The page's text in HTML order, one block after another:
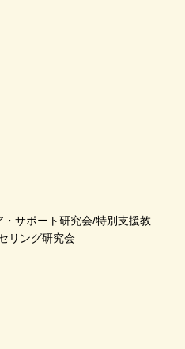
サポート研究会/特別支援教
リング研究会